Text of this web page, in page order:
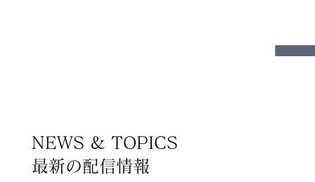
​最新の配信情報
NEWS & TOPICS